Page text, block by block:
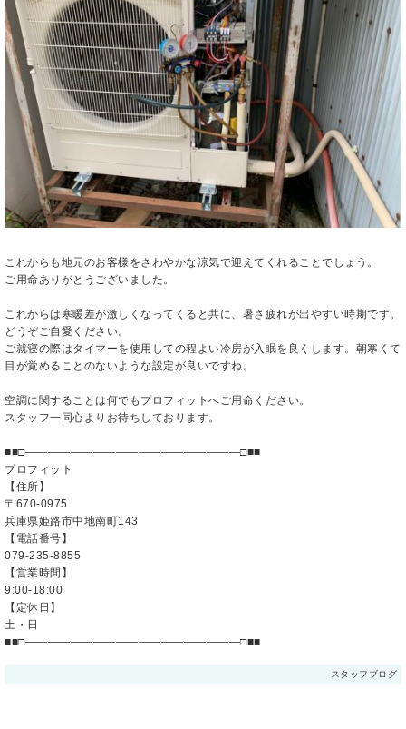
これからも地元のお客様をさわやかな涼気で迎えてくれることでしょう。
ご用命ありがとうございました。
これからは寒暖差が激しくなってくると共に、暑さ疲れが出やすい時期です。
どうぞご自愛ください。
ご就寝の際はタイマーを使用しての程よい冷房が入眠を良くします。朝寒くて
目が覚めることのないような設定が良いですね。
空調に関することは何でもプロフィットへご用命ください。
スタッフ一同心よりお待ちしております。
■■□―――――――――――――――――――□■■
プロフィット
【住所】
〒670-0975
兵庫県姫路市中地南町143
【電話番号】
079-235-8855
【営業時間】
9:00-18:00
【定休日】
土・日
■■□―――――――――――――――――――□■■
スタッフブログ